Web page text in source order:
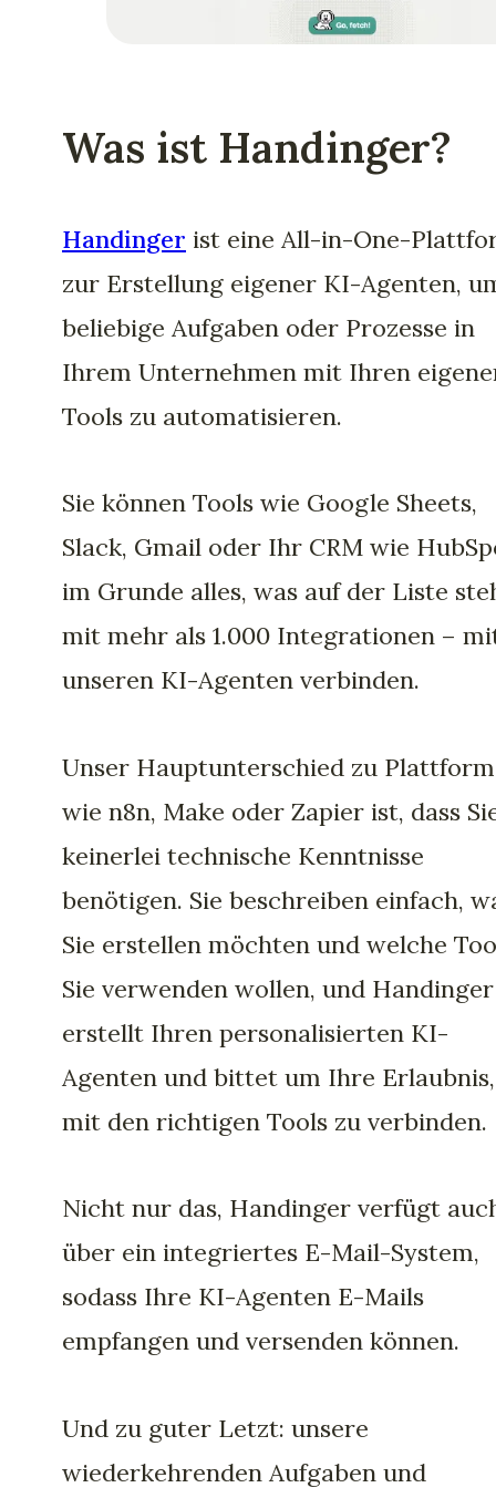
Was ist Handinger?
Handinger ist eine All-in-One-
zur Erstellung eigener KI-Agenten,
beliebige Aufgaben oder Prozesse in
Ihrem Unternehmen mit Ihren
Tools zu automatisieren.
Sie können Tools wie Google Sheets,
Slack, Gmail oder Ihr CRM wie
im Grunde alles, was auf der Liste
mit mehr als 1.000 Integrationen –
unseren KI-Agenten verbinden.
Unser Hauptunterschied zu
wie n8n, Make oder Zapier ist, dass
keinerlei technische Kenntnisse
benötigen. Sie beschreiben einfach,
Sie erstellen möchten und welche
Sie verwenden wollen, und Handinger
erstellt Ihren personalisierten KI-
Agenten und bittet um Ihre
mit den richtigen Tools zu verbinden.
Nicht nur das, Handinger verfügt
über ein integriertes E-Mail-System,
sodass Ihre KI-Agenten E-Mails
empfangen und versenden können.
Und zu guter Letzt: unsere
wiederkehrenden Aufgaben und